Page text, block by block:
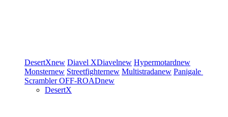
DesertXnew Diavel XDiavelnew Hypermotardnew
Monsternew Streetfighternew Multistradanew Panigale
ScramblerOFF-ROADnew
DesertX